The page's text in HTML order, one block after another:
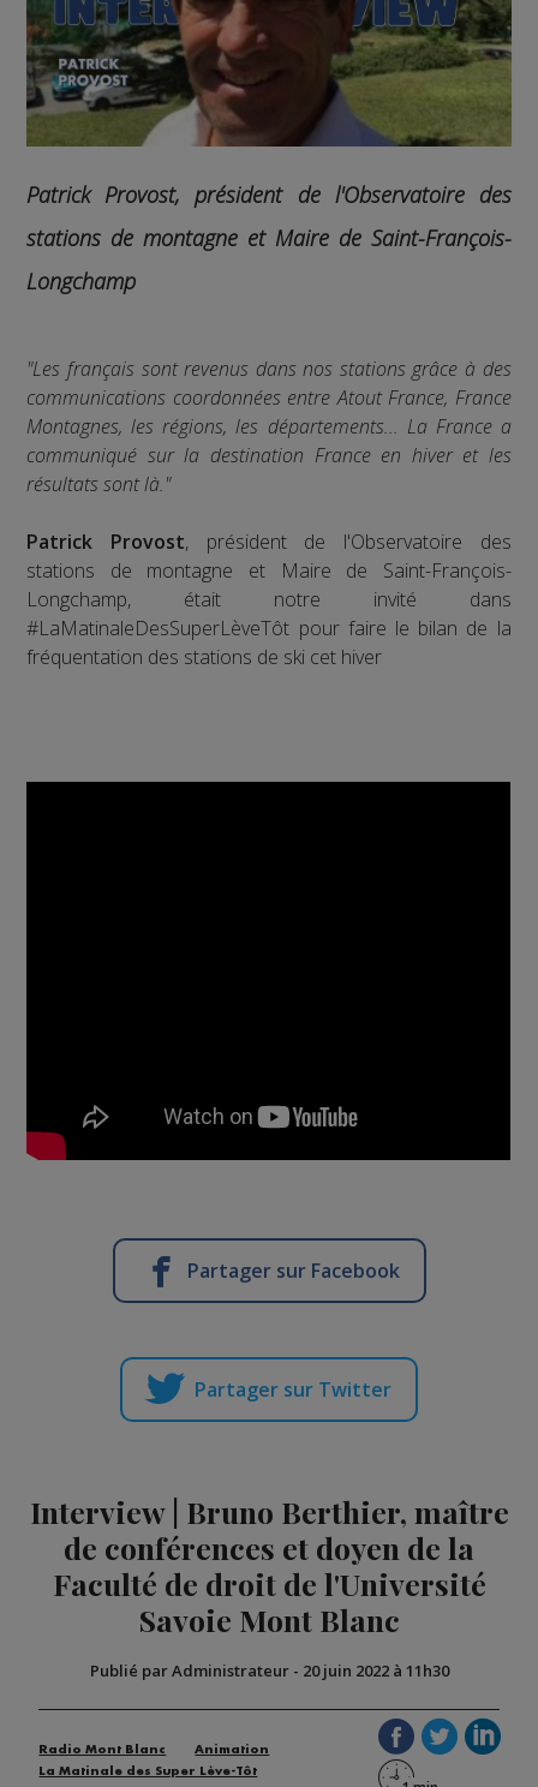
Patrick Provost, président de l'Observatoire des
stations de montagne et Maire de Saint-François-
Longchamp
"Les français sont revenus dans nos stations grâce à des
communications coordonnées entre Atout France, France
Montagnes, les régions, les départements... La France a
communiqué sur la destination France en hiver et les
résultats sont là."
Patrick Provost, président de l'Observatoire des
stations de montagne et Maire de Saint-François-
Longchamp, était notre invité dans
#LaMatinaleDesSuperLèveTôt pour faire le bilan de la
fréquentation des stations de ski cet hiver
Partager sur Facebook
Partager sur Twitter
Interview | Bruno Berthier, maître
de conférences et doyen de la
Faculté de droit de l'Université
Savoie Mont Blanc
Publié par Administrateur- 20 juin 2022 à 11h30
Radio Mont Blanc
Animation
La Matinale des Super Lève-Tôt